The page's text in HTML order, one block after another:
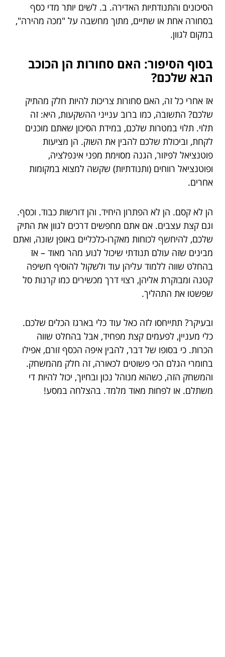
הסיכונים והתנודתיות האדירה. ב. לשים יותר מדי כסף
בסחורה אחת או שתיים, מתוך מחשבה על "מכה מהירה",
במקום לגוון.
בסוף הסיפור: האם סחורות הן הכוכב
הבא שלכם?
אז אחרי כל זה, האם סחורות צריכות להיות חלק מהתיק
שלכם? התשובה, כמו ברוב ענייני ההשקעות, היא: זה
תלוי. תלוי במטרות שלכם, במידת הסיכון שאתם מוכנים
לקחת, וביכולת שלכם להבין את השוק. הן מציעות
פוטנציאל לפיזור, הגנה מסוימת מפני אינפלציה,
ופוטנציאל רווחים (ותנודתיות) שקשה למצוא במקומות
אחרים.
הן לא קסם. הן לא הפתרון היחיד. והן דורשות כבוד. וכסף.
וגם קצת עצבים. אם אתם מחפשים דרכים לגוון את התיק
שלכם, להיחשף לכוחות מאקרו-כלכליים באופן שונה, ואתם
מבינים שזה עולם תנודתי שיכול לנוע מהר מאוד – אז
בהחלט שווה ללמוד עליהן עוד ולשקול להוסיף חשיפה
קטנה ומבוקרת אליהן, רצוי דרך מכשירים כמו קרנות סל
שפשטו את התהליך.
ובעיקר? תתייחסו לזה כאל עוד כלי בארגז הכלים שלכם.
כלי מעניין, לפעמים קצת מפחיד, אבל בהחלט שווה
הכרות. כי בסופו של דבר, להבין איפה הכסף זורם, אפילו
בחומרי הגלם הכי פשוטים לכאורה, זה חלק מהמשחק.
והמשחק הזה, כשהוא מנוהל נכון ובחיוך, יכול להיות די
משתלם. או לפחות מאוד מלמד. בהצלחה במסע!